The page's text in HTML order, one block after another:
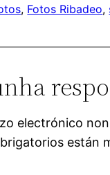
, Fotos Ribadeo,
electrónico
están